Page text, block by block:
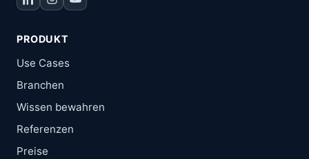
PRODUKT
Use Cases
Branchen
Wissen bewahren
Referenzen
Preise